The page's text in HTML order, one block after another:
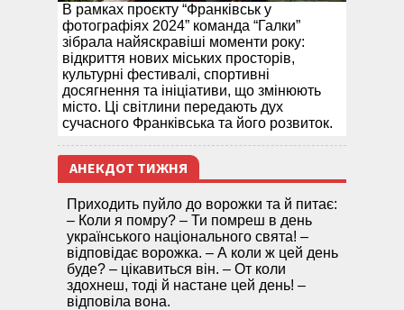
В рамках проєкту “Франківськ у
фотографіях 2024” команда “Галки”
зібрала найяскравіші моменти року:
відкриття нових міських просторів,
культурні фестивалі, спортивні
досягнення та ініціативи, що змінюють
місто. Ці світлини передають дух
сучасного Франківська та його розвиток.
АНЕКДОТ ТИЖНЯ
Приходить пуйло до ворожки та й питає:
– Коли я помру? – Ти помреш в день
українського національного свята! –
відповідає ворожка. – А коли ж цей день
буде? – цікавиться він. – От коли
здохнеш, тоді й настане цей день! –
відповіла вона.